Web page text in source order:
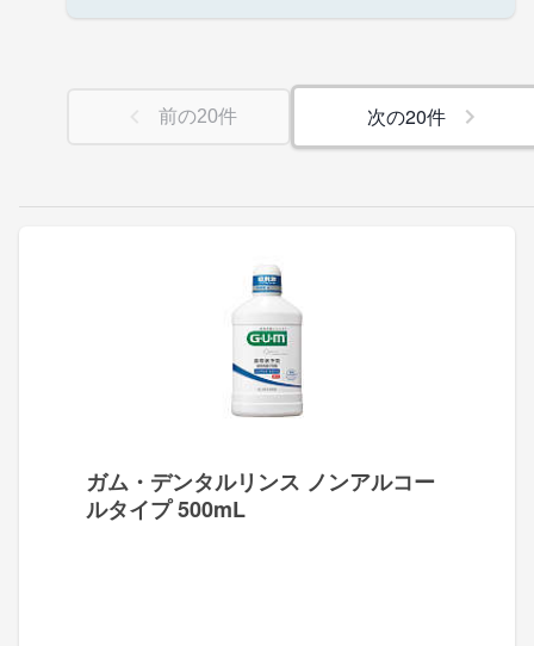
ガム・デンタルリンス ノンアルコー
ルタイプ 500mL
前の20件 次の20件